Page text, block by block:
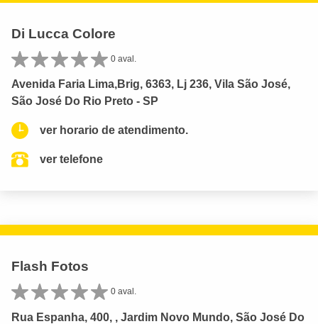
Di Lucca Colore
0 aval.
Avenida Faria Lima,Brig, 6363, Lj 236, Vila São José,
São José Do Rio Preto - SP
ver horario de atendimento.
ver telefone
Flash Fotos
0 aval.
Rua Espanha, 400, , Jardim Novo Mundo, São José Do